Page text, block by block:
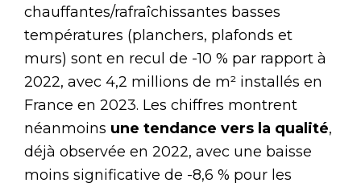
chauffantes/rafraîchissantes basses
températures (planchers, plafonds et
murs) sont en recul de -10 % par rapport à
2022, avec 4,2 millions de m² installés en
France en 2023. Les chiffres montrent
néanmoins une tendance vers la qualité,
déjà observée en 2022, avec une baisse
moins significative de -8,6 % pour les